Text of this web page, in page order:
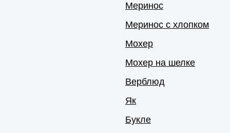
Меринос
Меринос с хлопком
Мохер
Мохер на шелке
Верблюд
Як
Букле